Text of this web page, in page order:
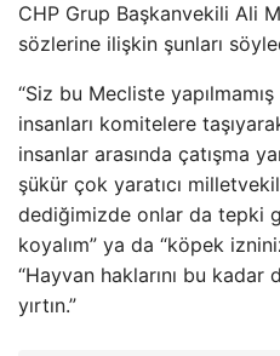
CHP Grup Başkanvekili Ali
sözlerine ilişkin şunları
“Siz bu Mecliste
insanları komitelere
insanlar arasında çatışma
şükür çok yaratıcı
dediğimizde onlar da tepki
koyalım” ya da “köpek
“Hayvan haklarını bu kadar
yırtın.”